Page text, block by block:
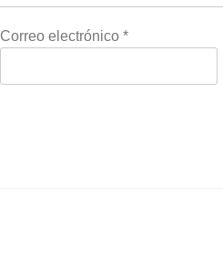
Correo electrónico*